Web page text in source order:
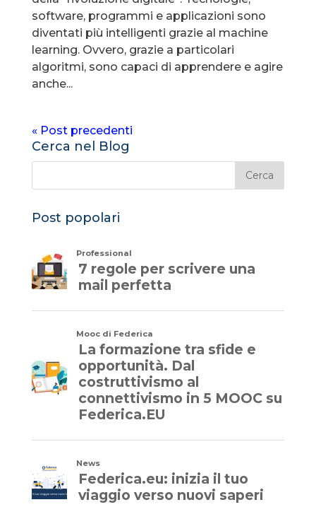
software, programmi e applicazioni sono
diventati più intelligenti grazie al machine
learning. Ovvero, grazie a particolari
algoritmi, sono capaci di apprendere e agire
anche...
« Post precedenti
Cerca nel Blog
Post popolari